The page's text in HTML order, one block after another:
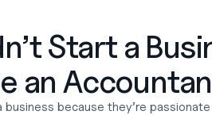
Start a
an
business because they’re